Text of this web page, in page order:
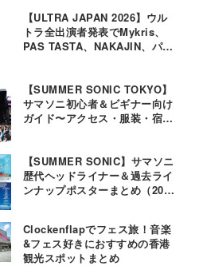
【ULTRA JAPAN 2026】ウル
トラ全出演者発表でMykris、
PAS TASTA、NAKAJIN、パソ
【SUMMER SONIC TOKYO】
サマソニ初心者＆ビギナー向け
ガイド〜アクセス・服装・宿泊
【SUMMER SONIC】サマソニ
歴代ヘッドライナー＆過去ライ
ンナップポスターまとめ（2000
Clockenflapでフェス旅！音楽
&フェス好きにおすすめの香港
観光スポットまとめ